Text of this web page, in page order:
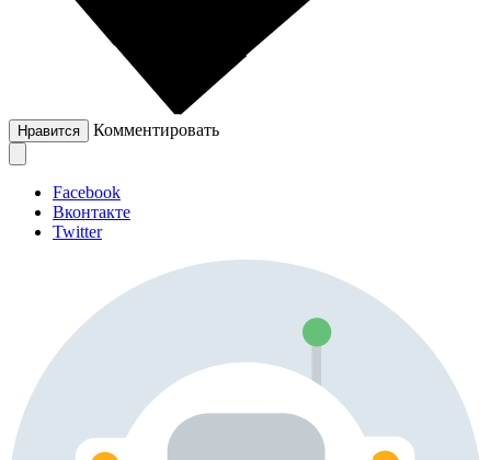
Нравится Комментировать
Facebook
Вконтакте
Twitter